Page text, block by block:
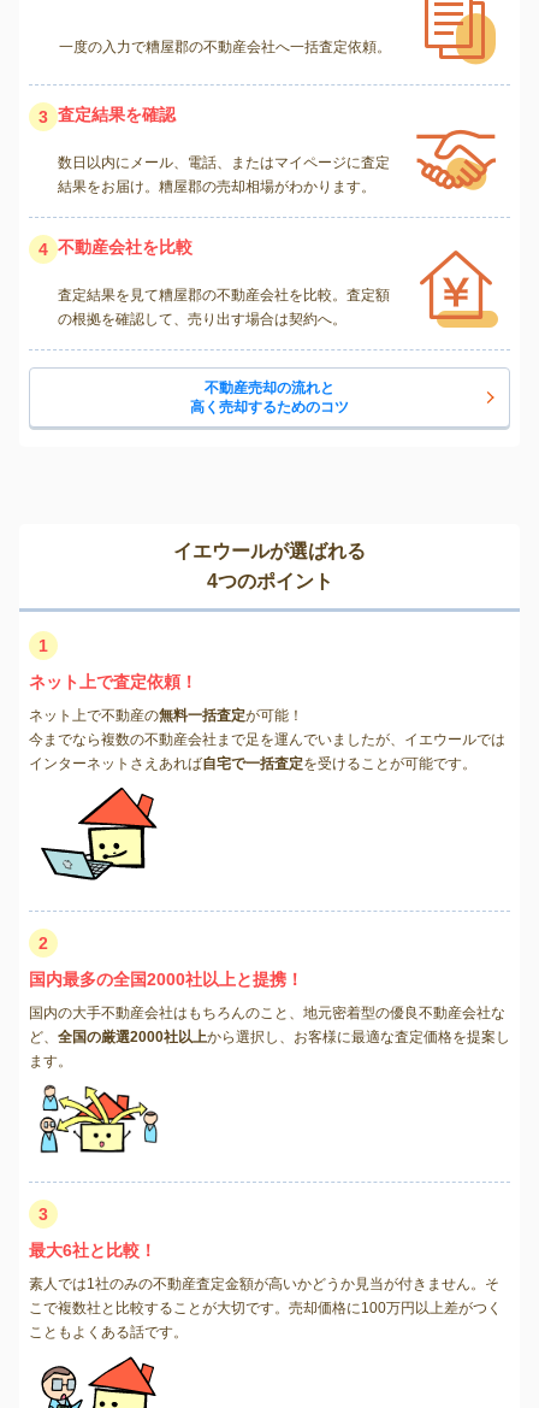
一度の入力で糟屋郡の不動産会社へ一括査定依頼。
3 査定結果を確認
数日以内にメール、電話、またはマイページに査定
結果をお届け。糟屋郡の売却相場がわかります。
4 不動産会社を比較
査定結果を見て糟屋郡の不動産会社を比較。査定額
の根拠を確認して、売り出す場合は契約へ。
不動産売却の流れと
高く売却するためのコツ
イエウールが選ばれる
4つのポイント
1
ネット上で査定依頼！
ネット上で不動産の無料一括査定が可能！
今までなら複数の不動産会社まで足を運んでいましたが、イエウールでは
インターネットさえあれば自宅で一括査定を受けることが可能です。
2
国内最多の全国2000社以上と提携！
国内の大手不動産会社はもちろんのこと、地元密着型の優良不動産会社な
ど、 全国の厳選2000社以上から選択し、お客様に最適な査定価格を提案し
ます。
3
最大6社と比較！
素人では1社のみの不動産査定金額が高いかどうか見当が付きません。そ
こで複数社と比較することが大切です。売却価格に100万円以上差がつく
こともよくある話です。